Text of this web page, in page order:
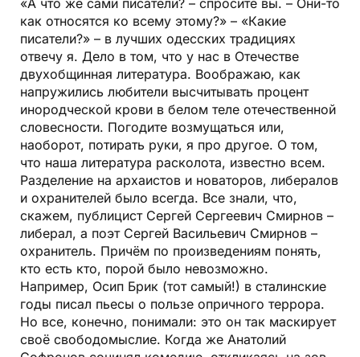
«А что же сами писатели? – спросите вы. – Они-то
как относятся ко всему этому?» – «Какие
писатели?» – в лучших одесских традициях
отвечу я. Дело в том, что у нас в Отечестве
двухобщинная литература. Воображаю, как
напружились любители высчитывать процент
инородческой крови в белом теле отечественной
словесности. Погодите возмущаться или,
наоборот, потирать руки, я про другое. О том,
что наша литература расколота, известно всем.
Разделение на архаистов и новаторов, либералов
и охранителей было всегда. Все знали, что,
скажем, публицист Сергей Сергеевич Смирнов –
либерал, а поэт Сергей Васильевич Смирнов –
охранитель. Причём по произведениям понять,
кто есть кто, порой было невозможно.
Например, Осип Брик (тот самый!) в сталинские
годы писал пьесы о пользе опричного террора.
Но все, конечно, понимали: это он так маскирует
своё свободомыслие. Когда же Анатолий